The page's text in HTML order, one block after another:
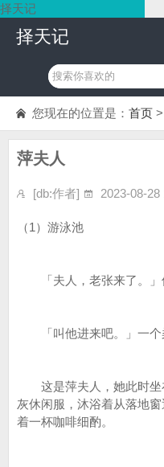
择天记
择天记
您现在的位置是： 首页 >
萍夫人
[db:作者] 2023-08-28
（1）游泳池
「夫人，老张来了。」
「叫他进来吧。」一个
这是萍夫人，她此时坐
灰休闲服，沐浴着从落地
着一杯咖啡细酌。